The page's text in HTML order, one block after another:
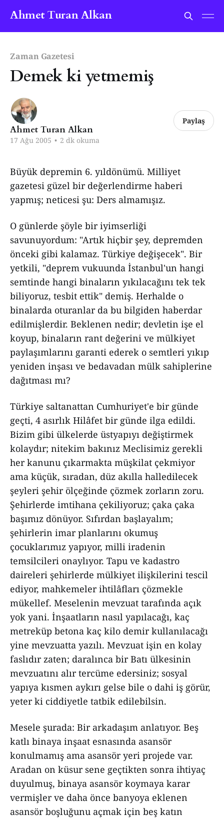
Ahmet Turan Alkan
Zaman Gazetesi
Demek ki yetmemiş
Ahmet Turan Alkan
17 Ağu 2005 • 2 dk okuma
Paylaş
Büyük depremin 6. yıldönümü. Milliyet
gazetesi güzel bir değerlendirme haberi
yapmış; neticesi şu: Ders almamışız.
O günlerde şöyle bir iyimserliği
savunuyordum: "Artık hiçbir şey, depremden
önceki gibi kalamaz. Türkiye değişecek". Bir
yetkili, "deprem vukuunda İstanbul'un hangi
semtinde hangi binaların yıkılacağını tek tek
biliyoruz, tesbit ettik" demiş. Herhalde o
binalarda oturanlar da bu bilgiden haberdar
edilmişlerdir. Beklenen nedir; devletin işe el
koyup, binaların rant değerini ve mülkiyet
paylaşımlarını garanti ederek o semtleri yıkıp
yeniden inşası ve bedavadan mülk sahiplerine
dağıtması mı?
Türkiye saltanattan Cumhuriyet'e bir günde
geçti, 4 asırlık Hilâfet bir günde ilga edildi.
Bizim gibi ülkelerde üstyapıyı değiştirmek
kolaydır; nitekim bakınız Meclisimiz gerekli
her kanunu çıkarmakta müşkilat çekmiyor
ama küçük, sıradan, düz akılla halledilecek
şeyleri şehir ölçeğinde çözmek zorların zoru.
Şehirlerde imtihana çekiliyoruz; çaka çaka
başımız dönüyor. Sıfırdan başlayalım;
şehirlerin imar planlarını okumuş
çocuklarımız yapıyor, milli iradenin
temsilcileri onaylıyor. Tapu ve kadastro
daireleri şehirlerde mülkiyet ilişkilerini tescil
ediyor, mahkemeler ihtilâfları çözmekle
mükellef. Meselenin mevzuat tarafında açık
yok yani. İnşaatların nasıl yapılacağı, kaç
metreküp betona kaç kilo demir kullanılacağı
yine mevzuatta yazılı. Mevzuat işin en kolay
faslıdır zaten; daralınca bir Batı ülkesinin
mevzuatını alır tercüme edersiniz; sosyal
yapıya kısmen aykırı gelse bile o dahi iş görür,
yeter ki ciddiyetle tatbik edilebilsin.
Mesele şurada: Bir arkadaşım anlatıyor. Beş
katlı binaya inşaat esnasında asansör
konulmamış ama asansör yeri projede var.
Aradan on küsur sene geçtikten sonra ihtiyaç
duyulmuş, binaya asansör koymaya karar
vermişler ve daha önce banyoya eklenen
asansör boşluğunu açmak için beş katın